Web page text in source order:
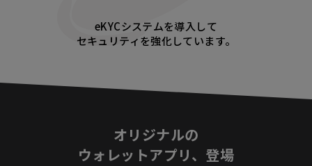
eKYCシステムを導入して
セキュリティを強化しています。
オリジナルの
ウォレットアプリ、登場